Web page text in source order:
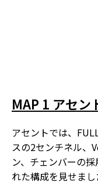
MAP 1 アセン
アセントでは、
スの2センチネル、
ン、チェンバーの
れた構成を見せまし